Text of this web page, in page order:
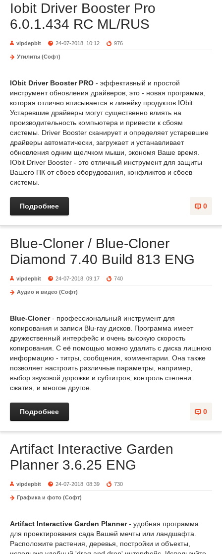
Iobit Driver Booster Pro
6.0.1.434 RC ML/RUS
vipdepbit 24-07-2018, 10:12 976
Утилиты (Софт)
IObit Driver Booster PRO - эффективный и простой
инструмент обновления драйверов, это - новая программа,
которая отлично вписывается в линейку продуктов IObit.
Устаревшие драйверы могут существенно влиять на
производительность компьютера и привести к сбоям
системы. Driver Booster сканирует и определяет устаревшие
драйверы автоматически, загружает и устанавливает
обновления одним щелчком мыши, экономя Ваше время.
IObit Driver Booster - это отличный инструмент для защиты
Вашего ПК от сбоев оборудования, конфликтов и сбоев
системы.
0
Подробнее
Blue-Cloner / Blue-Cloner
Diamond 7.40 Build 813 ENG
vipdepbit 24-07-2018, 09:17 740
Аудио и видео (Софт)
Blue-Cloner- профессиональный инструмент для
копирования и записи Blu-ray дисков. Программа имеет
дружественный интерфейс и очень высокую скорость
копирования. С её помощью можно удалить с диска лишнюю
информацию - титры, сообщения, комментарии. Она также
позволяет настроить различные параметры, например,
выбор звуковой дорожки и субтитров, контроль степени
сжатия, и многое другое.
0
Подробнее
Artifact Interactive Garden
Planner 3.6.25 ENG
vipdepbit 24-07-2018, 08:39 730
Графика и фото (Софт)
Artifact Interactive Garden Planner- удобная программа
для проектирования сада Вашей мечты или ландшафта.
Расположите растения, деревья, постройки и объекты,